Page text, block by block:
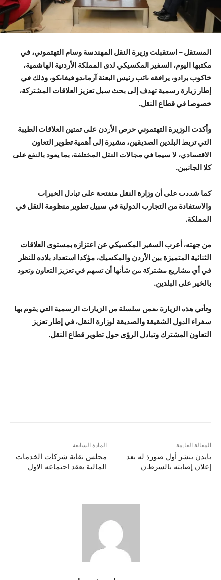
المستقل – استقبلت وزيرة النقل المهندسة وسام التهتموني، في
مكتبها اليوم، السفير المكسيكي لدى المملكة الأردنية الهاشمية،
خاكوب برادو، يرافقه نائب رئيس البعثة آرماندو فيفانكو، وذلك في
إطار زيارة رسمية تهدف إلى بحث سبل تعزيز العلاقات المشتركة،
خصوصا في قطاع النقل.
وأكدت الوزيرة التهتموني حرص الأردن على تمتين العلاقات الطيبة
التي تربط البلدين الصديقين، مشيرة إلى أهمية تطوير التعاون
الاقتصادي، لا سيما في مجالات النقل المختلفة، بما يعود بالنفع على
كلا الجانبين.
كما شددت على أن وزارة النقل منفتحة على تبادل الخبرات
والاستفادة من التجارب الدولية في سبيل تطوير منظومة النقل في
المملكة.
من جهته، أعرب السفير المكسيكي عن اعتزازه بمستوى العلاقات
الثنائية المتميزة بين الأردن والمكسيك، مؤكدا استعداد بلاده للنظر
في أي مشاريع مشتركة من شأنها أن تسهم في تعزيز التعاون وتعود
بالخير على البلدين.
وتأتي هذه الزيارة ضمن سلسلة من الزيارات الرسمية التي يقوم بها
سفراء الدول الشقيقة والصديقة لوزارة النقل، في إطار تعزيز
التعاون المشترك وتبادل الرؤى حول تطوير قطاع النقل.
المادة السابقة
مجلس نقابة شركات الخدمات
المالية يعقد اجتماعه الاول
المقالة القادمة
بايدن ينشر أول صورة له بعد
إعلان إصابته بالسرطان